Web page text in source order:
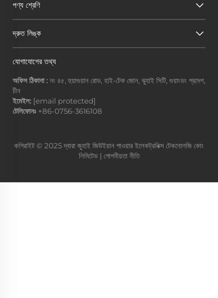
পণ্য শ্রেণি
দ্রুত লিঙ্ক
যোগাযোগের তথ্য
অফিস ঠিকানা : নং ৪৫, হুয়াগুয়ান রোড, হাই-টেক জোন, ঝুহাই সিটি, গুয়াংডং প্রদেশ,
চীন
ইমেইল: [email protected]
টেলিফোনঃ +86-0756-3616108
কপিরাইট © 2025 দ্বারা জুহাই জিউইয়ান পাওয়ার ইলেকট্রনিক্স টেকনোলজি কোং
লিমিটেড | গোপনীয়তা নীতি